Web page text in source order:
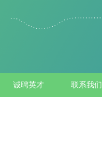
诚聘英才 联系我们